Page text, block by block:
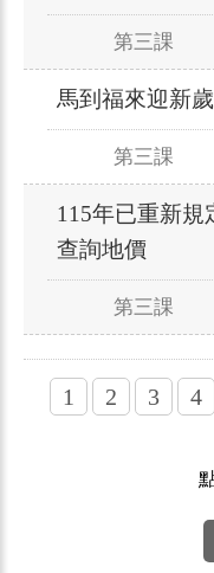
第三課
馬到福來迎新
第三課
115年已重新規
查詢地價
第三課
1 2 3 4